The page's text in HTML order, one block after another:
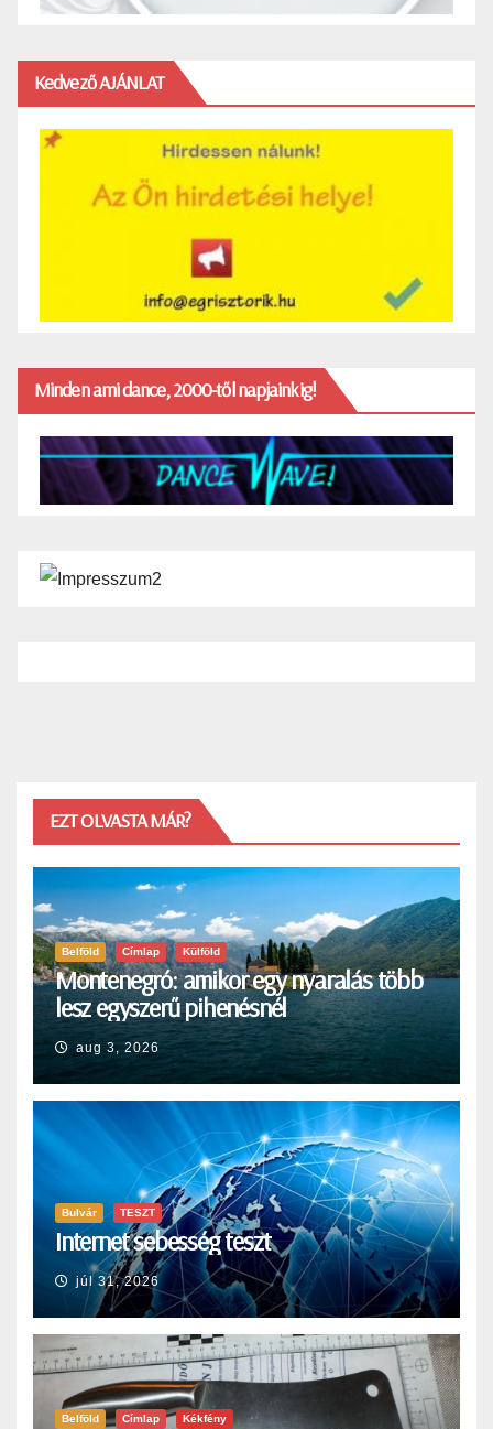
Kedvező AJÁNLAT
Minden ami dance, 2000-től napjainkig!
EZT OLVASTA MÁR?
Belföld Címlap Külföld
Montenegró: amikor egy nyaralás több
lesz egyszerű pihenésnél
aug 3, 2026
Bulvár TESZT
Internet sebesség teszt
júl 31, 2026
Belföld Címlap Kékfény